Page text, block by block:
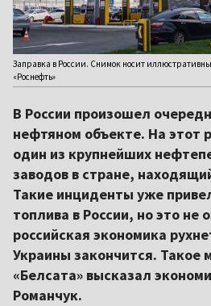
Заправка в России. Снимок носит
«Роснефть»
В России произошел
нефтяном объекте. На этот
один из крупнейших
заводов в стране,
Такие инциденты уже
топлива в России, но это не
российская экономика
Украины закончится. Такое
«Белсата» высказал
Романчук.